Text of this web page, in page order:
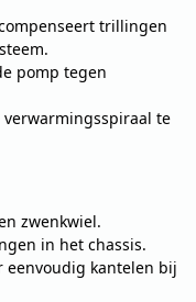
trillingen
pomp tegen
te
zwenkwiel.
in het chassis.
eenvoudig kantelen bij